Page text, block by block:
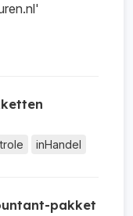
inHandel
pakket